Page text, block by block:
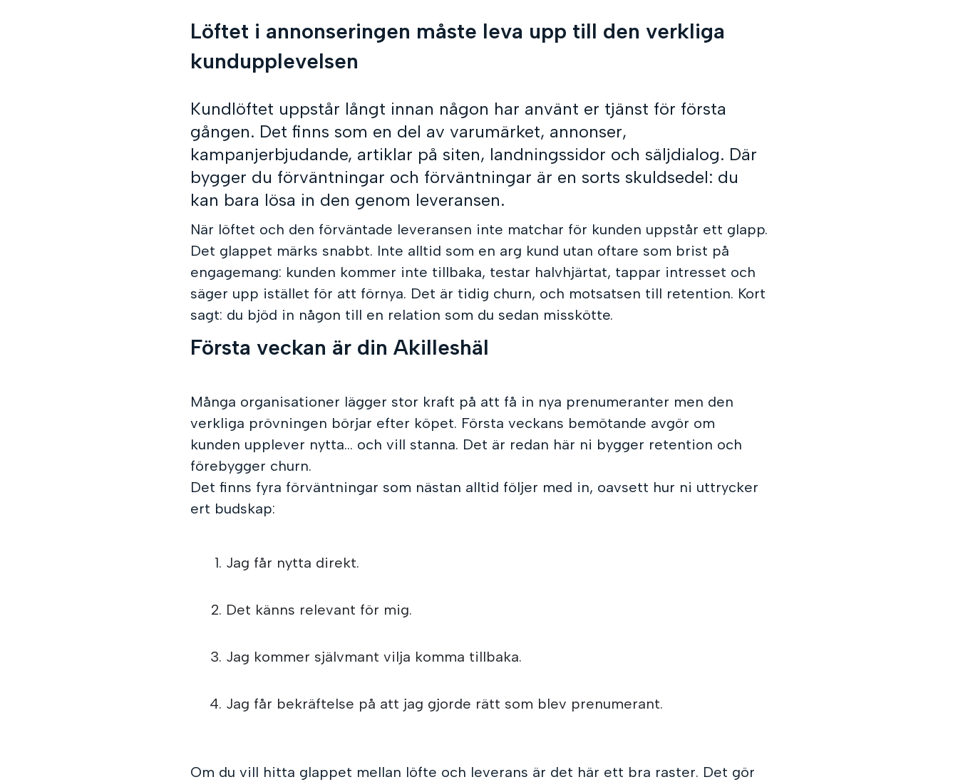
Löftet i annonseringen måste leva upp till den verkliga
kundupplevelsen
Kundlöftet uppstår långt innan någon har använt er tjänst för första
gången. Det finns som en del av varumärket, annonser,
kampanjerbjudande, artiklar på siten, landningssidor och säljdialog. Där
bygger du förväntningar och förväntningar är en sorts skuldsedel: du
kan bara lösa in den genom leveransen.
När löftet och den förväntade leveransen inte matchar för kunden uppstår ett glapp.
Det glappet märks snabbt. Inte alltid som en arg kund utan oftare som brist på
engagemang: kunden kommer inte tillbaka, testar halvhjärtat, tappar intresset och
säger upp istället för att förnya. Det är tidig churn, och motsatsen till retention. Kort
sagt: du bjöd in någon till en relation som du sedan misskötte.
Första veckan är din Akilleshäl
Många organisationer lägger stor kraft på att få in nya prenumeranter men den
verkliga prövningen börjar efter köpet. Första veckans bemötande avgör om
kunden upplever nytta… och vill stanna. Det är redan här ni bygger retention och
förebygger churn.
Det finns fyra förväntningar som nästan alltid följer med in, oavsett hur ni uttrycker
ert budskap:
Jag får nytta direkt.
Det känns relevant för mig.
Jag kommer självmant vilja komma tillbaka.
Jag får bekräftelse på att jag gjorde rätt som blev prenumerant.
Om du vill hitta glappet mellan löfte och leverans är det här ett bra raster. Det gör